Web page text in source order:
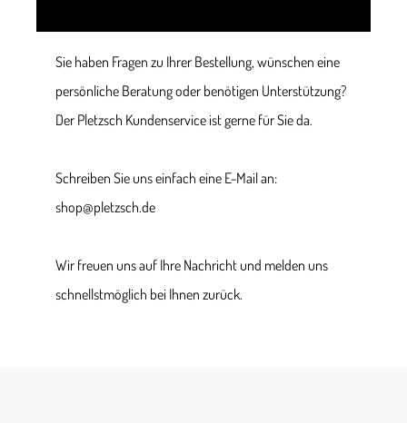
Sie haben Fragen zu Ihrer Bestellung, wünschen eine
persönliche Beratung oder benötigen Unterstützung?
Der Pletzsch Kundenservice ist gerne für Sie da.
Schreiben Sie uns einfach eine E-Mail an:
shop@pletzsch.de
Wir freuen uns auf Ihre Nachricht und melden uns
schnellstmöglich bei Ihnen zurück.